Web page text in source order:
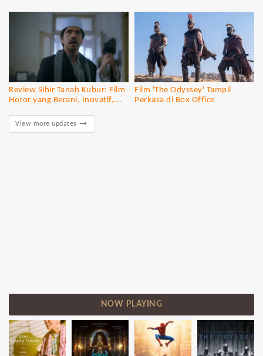
Review Sihir Tanah Kubur: Film
Horor yang Berani, Inovatif,...
Film 'The Odyssey' Tampil
Perkasa di Box Office
View more updates
NOW PLAYING